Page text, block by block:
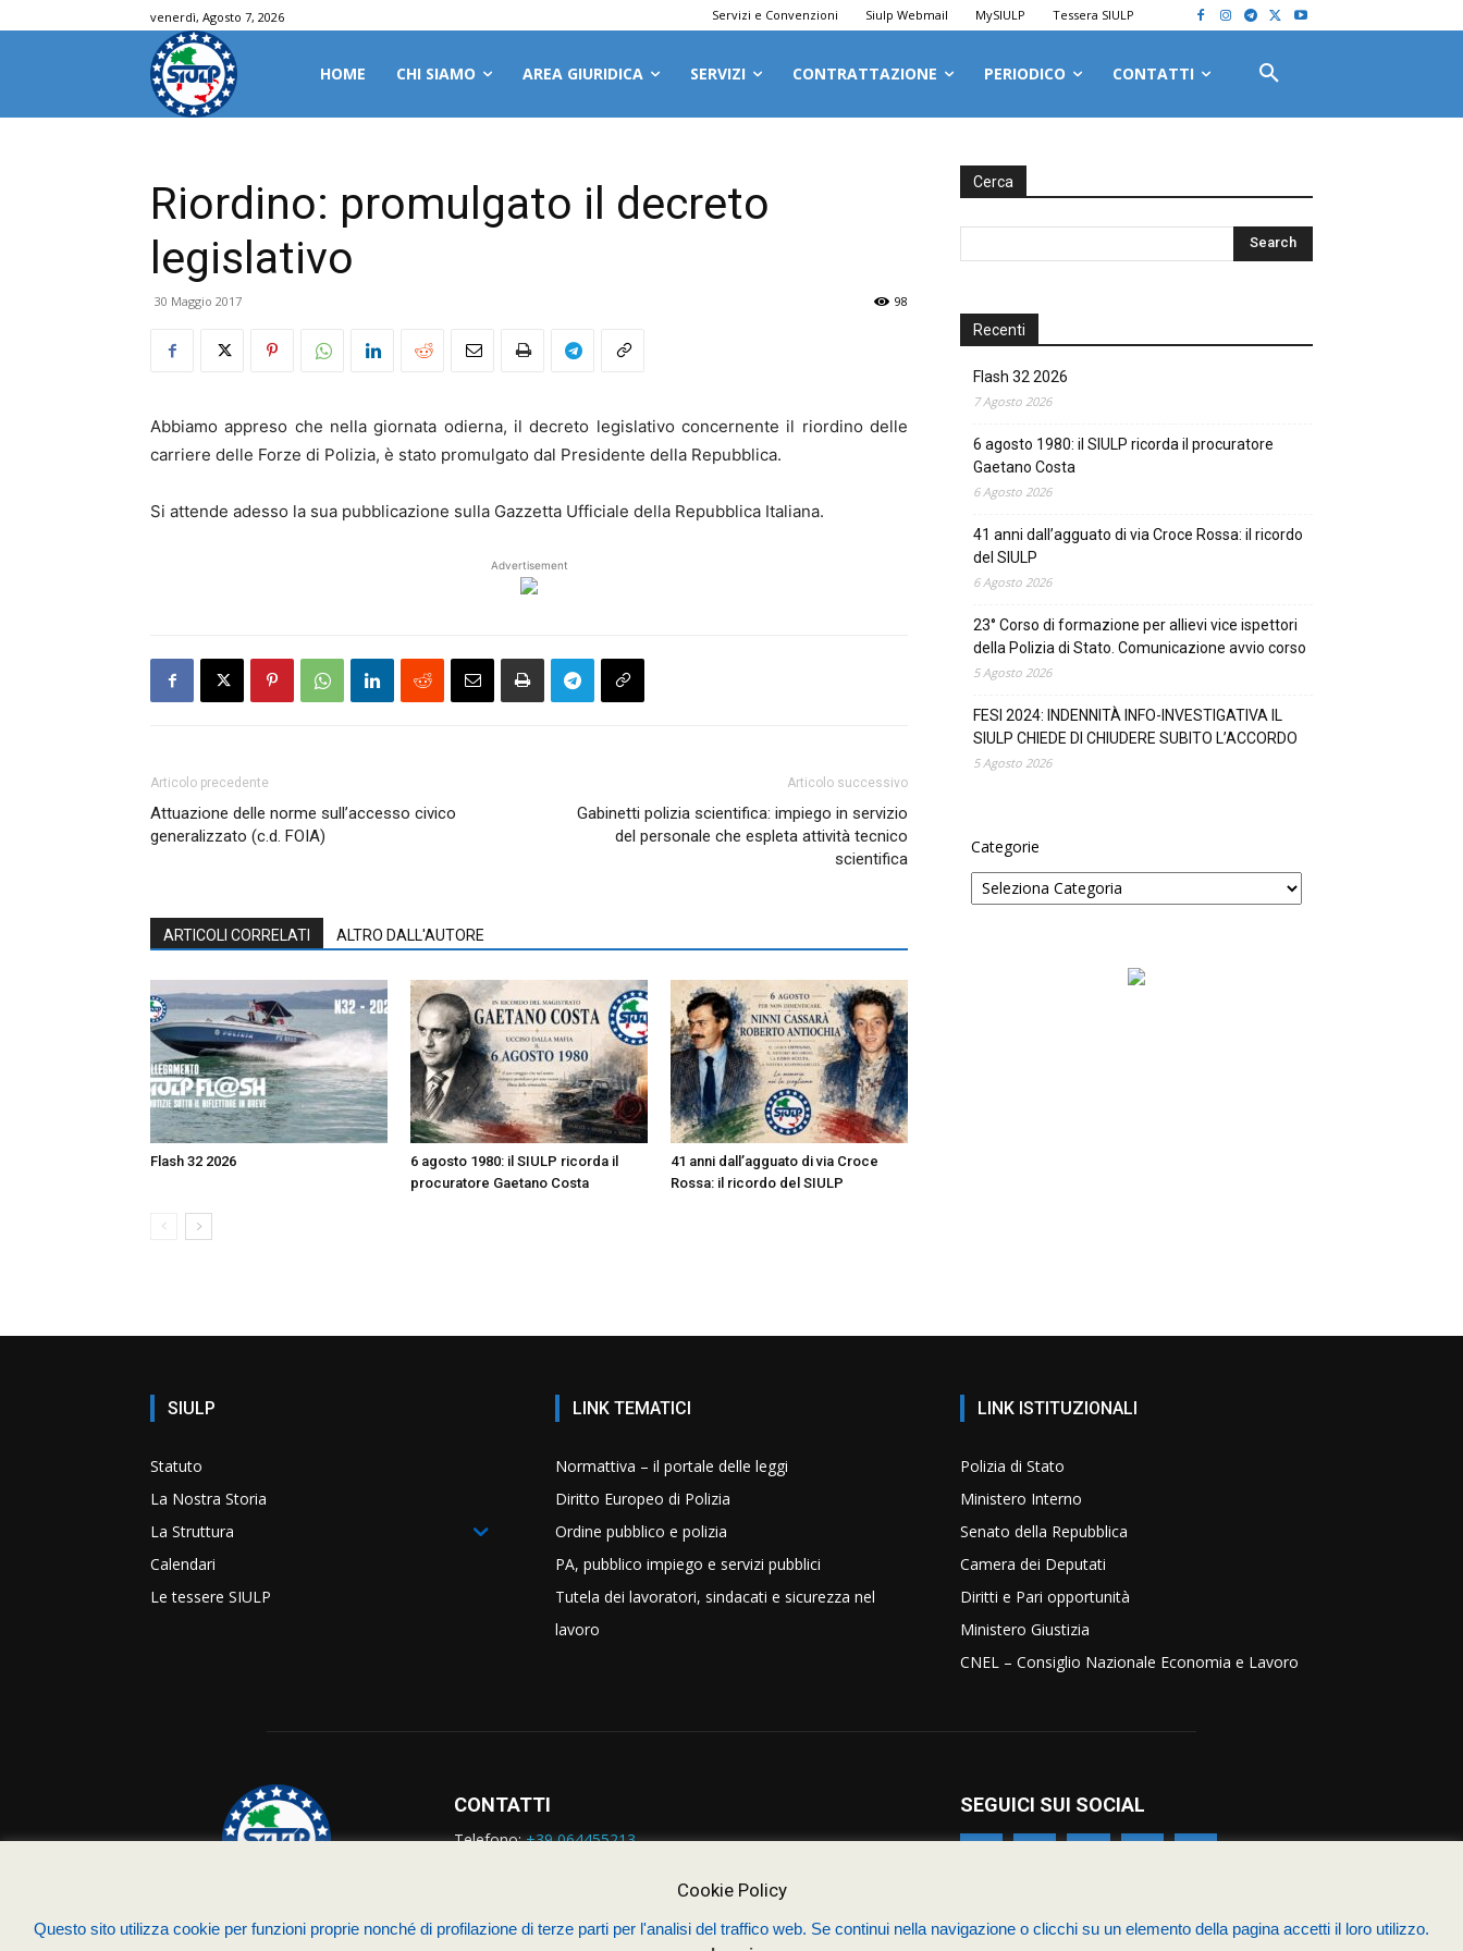
venerdì, Agosto 7, 2026 Servizi e Convenzioni Siulp Webmail MySIULP Tessera SIULP
HOME CHI SIAMO AREA GIURIDICA SERVIZI CONTRATTAZIONE PERIODICO CONTATTI
Riordino: promulgato il decreto
legislativo
30 Maggio 2017 98
Abbiamo appreso che nella giornata odierna, il decreto legislativo concernente il riordino delle
carriere delle Forze di Polizia, è stato promulgato dal Presidente della Repubblica.
Si attende adesso la sua pubblicazione sulla Gazzetta Ufficiale della Repubblica Italiana.
Advertisement
Articolo precedente
Attuazione delle norme sull’accesso civico
generalizzato (c.d. FOIA)
Articolo successivo
Gabinetti polizia scientifica: impiego in servizio
del personale che espleta attività tecnico
scientifica
ARTICOLI CORRELATI ALTRO DALL'AUTORE
Flash 32 2026
6 agosto 1980: il SIULP ricorda il
procuratore Gaetano Costa
41 anni dall’agguato di via Croce
Rossa: il ricordo del SIULP
Cerca
Recenti
Flash 32 2026
7 Agosto 2026
6 agosto 1980: il SIULP ricorda il procuratore
Gaetano Costa
6 Agosto 2026
41 anni dall’agguato di via Croce Rossa: il ricordo
del SIULP
6 Agosto 2026
23° Corso di formazione per allievi vice ispettori
della Polizia di Stato. Comunicazione avvio corso
5 Agosto 2026
FESI 2024: INDENNITÀ INFO-INVESTIGATIVA IL
SIULP CHIEDE DI CHIUDERE SUBITO L’ACCORDO
5 Agosto 2026
Categorie
SIULP
Statuto
La Nostra Storia
La Struttura
Calendari
Le tessere SIULP
LINK TEMATICI
Normattiva – il portale delle leggi
Diritto Europeo di Polizia
Ordine pubblico e polizia
PA, pubblico impiego e servizi pubblici
Tutela dei lavoratori, sindacati e sicurezza nel
lavoro
LINK ISTITUZIONALI
Polizia di Stato
Ministero Interno
Senato della Repubblica
Camera dei Deputati
Diritti e Pari opportunità
Ministero Giustizia
CNEL – Consiglio Nazionale Economia e Lavoro
CONTATTI
Telefono:+39 064455213
SEGUICI SUI SOCIAL
Cookie Policy
Questo sito utilizza cookie per funzioni proprie nonché di profilazione di terze parti per l'analisi del traffico web. Se continui nella navigazione o clicchi su un elemento della pagina accetti il loro utilizzo.